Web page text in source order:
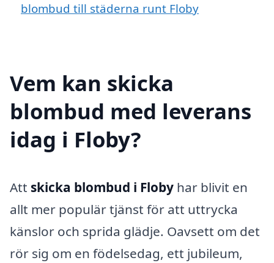
blombud till städerna runt Floby
Vem kan skicka
blombud med leverans
idag i Floby?
Att skicka blombud i Floby har blivit en
allt mer populär tjänst för att uttrycka
känslor och sprida glädje. Oavsett om det
rör sig om en födelsedag, ett jubileum,